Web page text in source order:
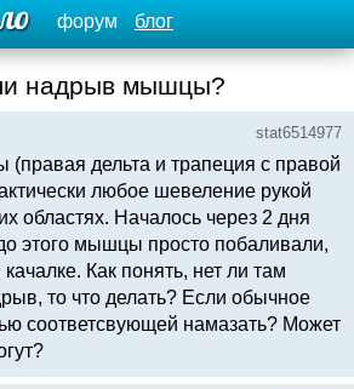
форум блог
надрыв мышцы?
stat6514977
дельта и трапеция с правой
любое шевеление рукой
областях. Началось через 2 дня
этого мышцы просто побаливали,
Как понять, нет ли там
то что делать? Если обычное
соответсвующей намазать? Может